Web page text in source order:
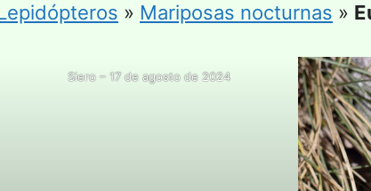
» Mariposas nocturnas »
Siero – 17 de agosto de 2024